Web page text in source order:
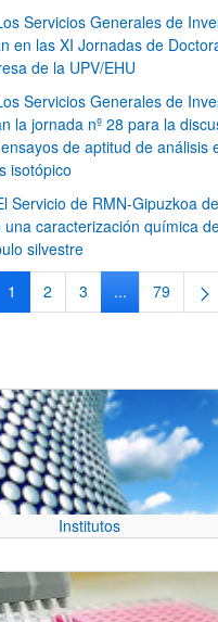
Servicios Generales de
en las XI Jornadas de
de la UPV/EHU
Servicios Generales de
la jornada nº 28 para la
de aptitud de análisis
isotópico
Servicio de RMN-Gipuzkoa
una caracterización química
silvestre
Página
1 Página
2 Página
3 ...PáginasPágina
79
Institutos